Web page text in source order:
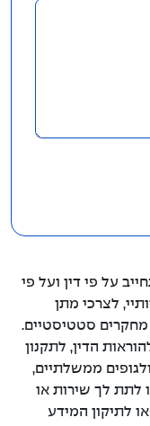
על פי דין ועל פי
לצרכי מתן
מחקרים סטטיסטיים.
הדין, לתקנון
ממשלתיים,
לתת לך שירות או
לתיקון המידע